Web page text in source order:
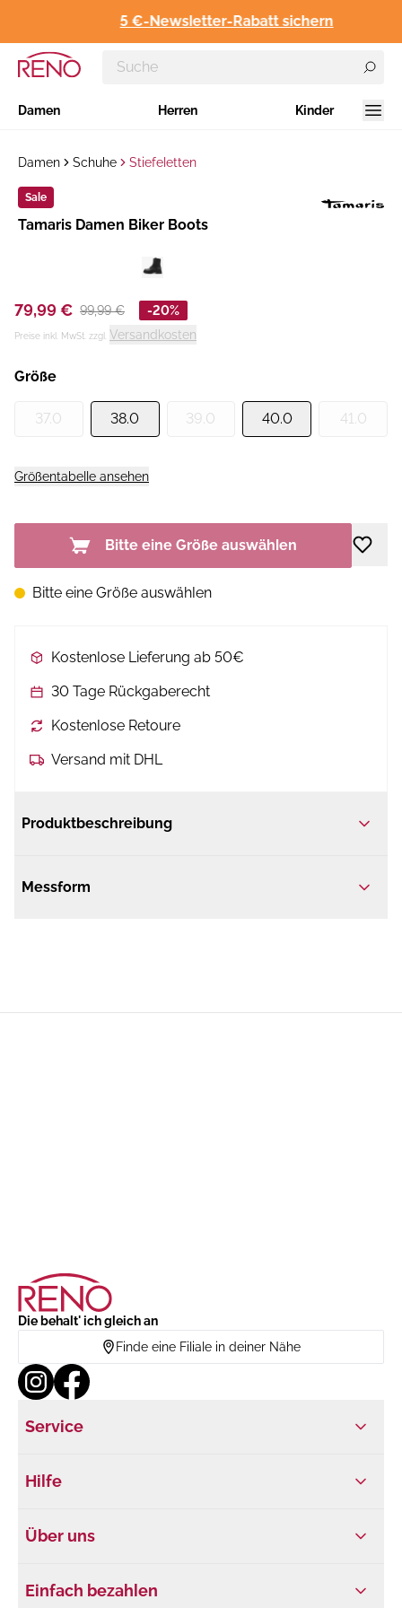
5 €-Newsletter-Rabatt sichern
Damen Herren Kinder
Damen Schuhe Stiefeletten
Sale
Hersteller
Tamaris Damen Biker Boots
79,99 € 99,99 € -20%
Preise inkl. MwSt. zzgl. Versandkosten
Größe
37.0 38.0 39.0 40.0 41.0
Größentabelle ansehen
Bitte eine Größe auswählen
Bitte eine Größe auswählen
Kostenlose Lieferung ab 50€
30 Tage Rückgaberecht
Kostenlose Retoure
Versand mit DHL
Produktbeschreibung
Messform
Die behalt' ich gleich an
Finde eine Filiale in deiner Nähe
Service
Hilfe
Über uns
Einfach bezahlen